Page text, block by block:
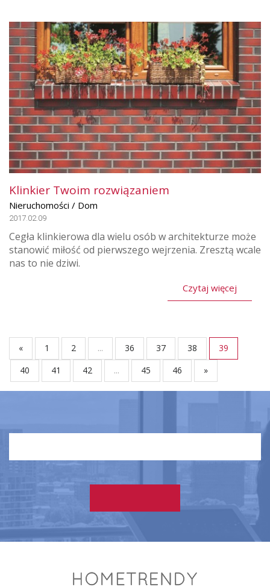
Klinkier Twoim rozwiązaniem
Nieruchomości / Dom
2017.02.09
Cegła klinkierowa dla wielu osób w architekturze może
stanowić miłość od pierwszego wejrzenia. Zresztą wcale
nas to nie dziwi.
Czytaj więcej
« 1 2 ... 36 37 38
39
40
41 42 ... 45 46 »